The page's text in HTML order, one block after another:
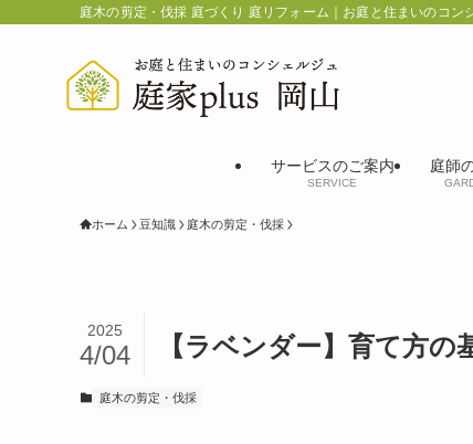
庭木の剪定・伐採 庭づくり 庭リフォーム｜お庭と住まいのコン
サービスのご案内
SERVICE
庭師
ホーム 豆知識 庭木の剪定・伐採
【ラベンダー】育て方の
2025
4/04
庭木の剪定・伐採